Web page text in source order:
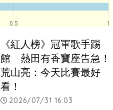
0.5 1
《紅人榜》冠軍歌手踢
館　熱田有香寶座告急！
荒山亮：今天比賽最好
看！
2026/07/31 16:03